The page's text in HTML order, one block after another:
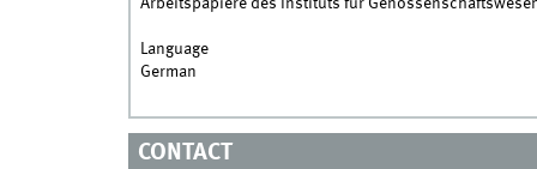
Arbeitspapiere des Instituts für
Language
German
CONTACT